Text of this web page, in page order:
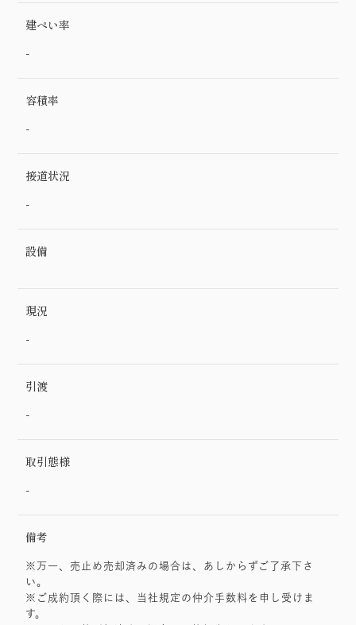
建ぺい率
-
容積率
-
接道状況
-
設備
現況
-
引渡
-
取引態様
-
備考
※万一、売止め売却済みの場合は、あしからずご了承下さ
い。
※ご成約頂く際には、当社規定の仲介手数料を申し受けま
す。